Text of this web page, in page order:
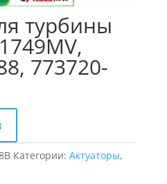
турбины
773720-
Категории: Актуаторы,